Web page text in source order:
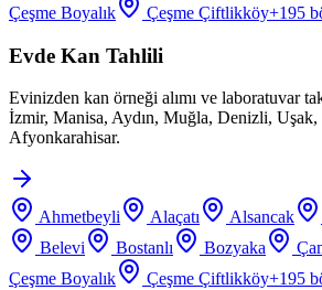
Çeşme Boyalık
Çeşme Çiftlikköy+195
Evde Kan Tahlili
Evinizden kan örneği alımı ve laboratuvar
İzmir, Manisa, Aydın, Muğla, Denizli, Uşak,
Afyonkarahisar.
Ahmetbeyli Alaçatı Alsancak
Belevi
Bostanlı Bozyaka
Çeşme Boyalık
Çeşme Çiftlikköy+195